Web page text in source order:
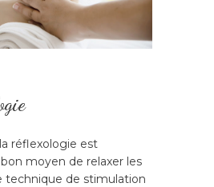
réflexologie est
moyen de relaxer les
technique de stimulation